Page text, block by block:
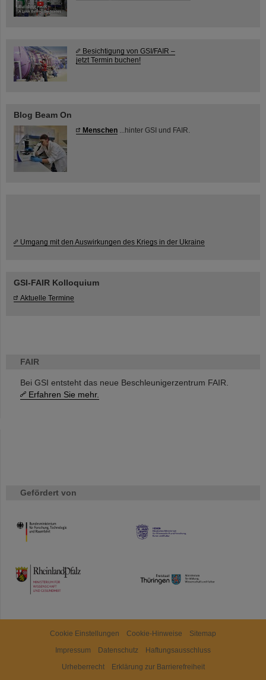
FAIR
Bei GSI entsteht das neue Beschleunigerzentrum FAIR.
Erfahren Sie mehr.
Gefördert von
HMWK
TMWWDG
Besichtigung von GSI/FAIR –
jetzt Termin buchen!
Blog Beam On
Menschen ...hinter GSI und FAIR.
Umgang mit den Auswirkungen des Kriegs in der Ukraine
GSI-FAIR Kolloquium
Aktuelle Termine
Cookie Einstellungen Cookie-Hinweise
Sitemap
Impressum
Datenschutz
Haftungsausschluss
Urheberrecht
Erklärung zur Barrierefreiheit